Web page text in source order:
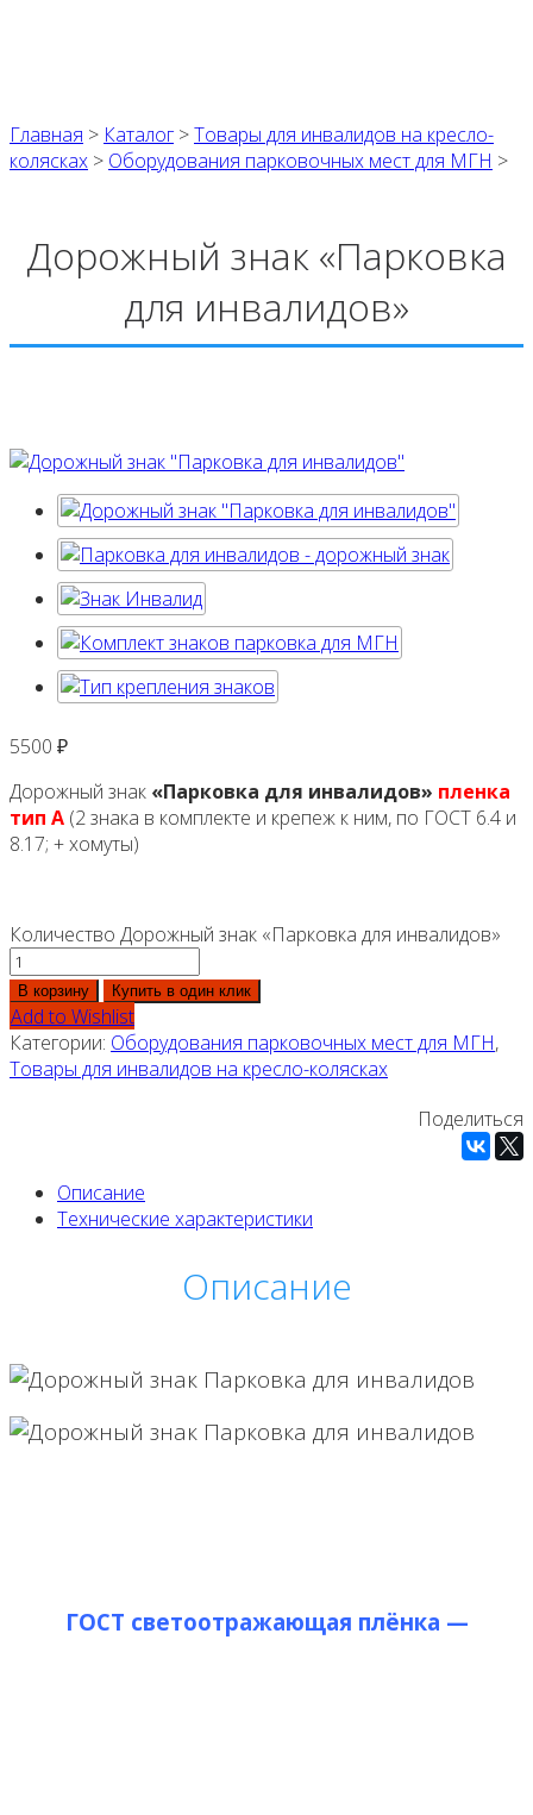
Главная > Каталог >Товары для инвалидов на кресло-
колясках > Оборудования парковочных мест для МГН >
Дорожный знак «Парковка
для инвалидов»
5500 ₽
Дорожный знак «Парковка для инвалидов» пленка
тип А (2 знака в комплекте и крепеж к ним, по ГОСТ 6.4 и
8.17; + хомуты)
Количество Дорожный знак «Парковка для инвалидов»
В корзину Купить в один клик
Add to Wishlist
Категории: Оборудования парковочных мест для МГН,
Товары для инвалидов на кресло-колясках
Поделиться
Описание
Технические характеристики
Описание
ГОСТ светоотражающая плёнка —